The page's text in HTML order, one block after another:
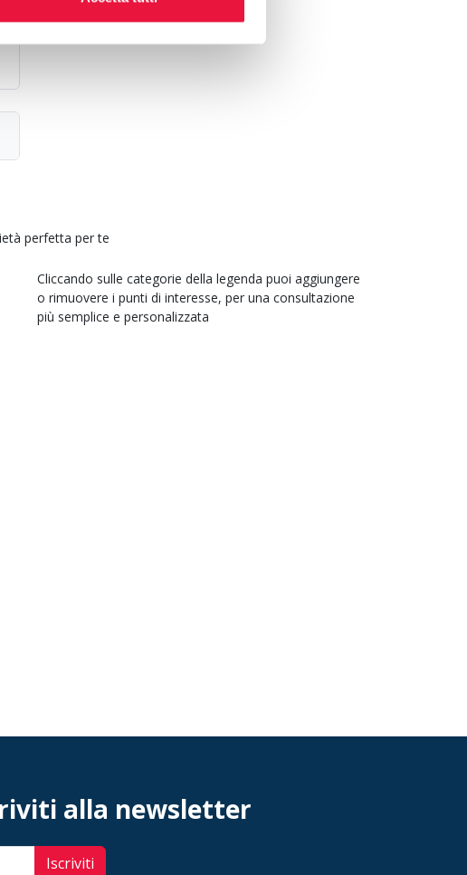
perfetta per te
Cliccando sulle categorie della legenda puoi aggiungere
o rimuovere i punti di interesse, per una consultazione
più semplice e personalizzata
alla newsletter
Iscriviti